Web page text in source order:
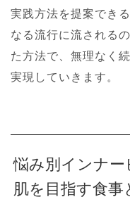
実践方法を提案でき
なる流行に流される
た方法で、無理なく
実現していきます。
悩み別インナ
肌を目指す食事